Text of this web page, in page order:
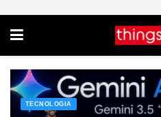
TECNOLOGIA